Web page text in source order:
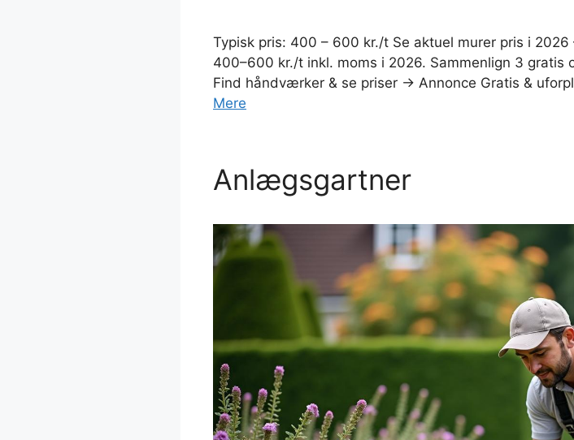
Typisk pris: 400 – 600 kr./t Se aktuel murer pris i
400–600 kr./t inkl. moms i 2026. Sammenlign 3 gratis
Find håndværker & se priser → Annonce Gratis &
Mere
Anlægsgartner